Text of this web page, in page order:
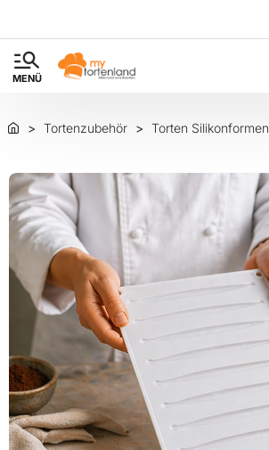
Tortenzubehör Torten Silikonformen